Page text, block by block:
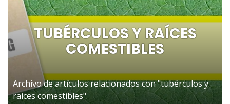
TUBÉRCULOS Y RAÍCES
COMESTIBLES
Archivo de artículos relacionados con "tubérculos y
raíces comestibles".